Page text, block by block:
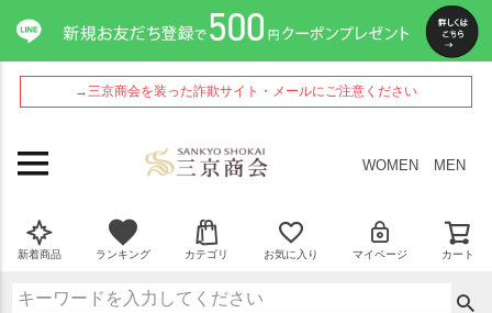
→三京商会を装った詐欺サイト・メールにご注意ください
WOMEN MEN
新着商品 ランキング カテゴリ お気に入り マイページ カート
ペー
ジト
ップ
へ